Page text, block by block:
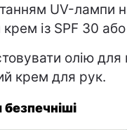
UV-лампи
із SPF 30
олію для
крем для рук.
безпечніші